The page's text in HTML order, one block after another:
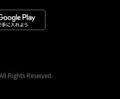
Rights Reserved.